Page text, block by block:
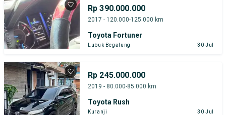
Rp 390.000.000
2017 - 120.000-125.000 km
Toyota Fortuner
Lubuk Begalung 30 Jul
Rp 245.000.000
2019 - 80.000-85.000 km
Toyota Rush
Kuranji 30 Jul